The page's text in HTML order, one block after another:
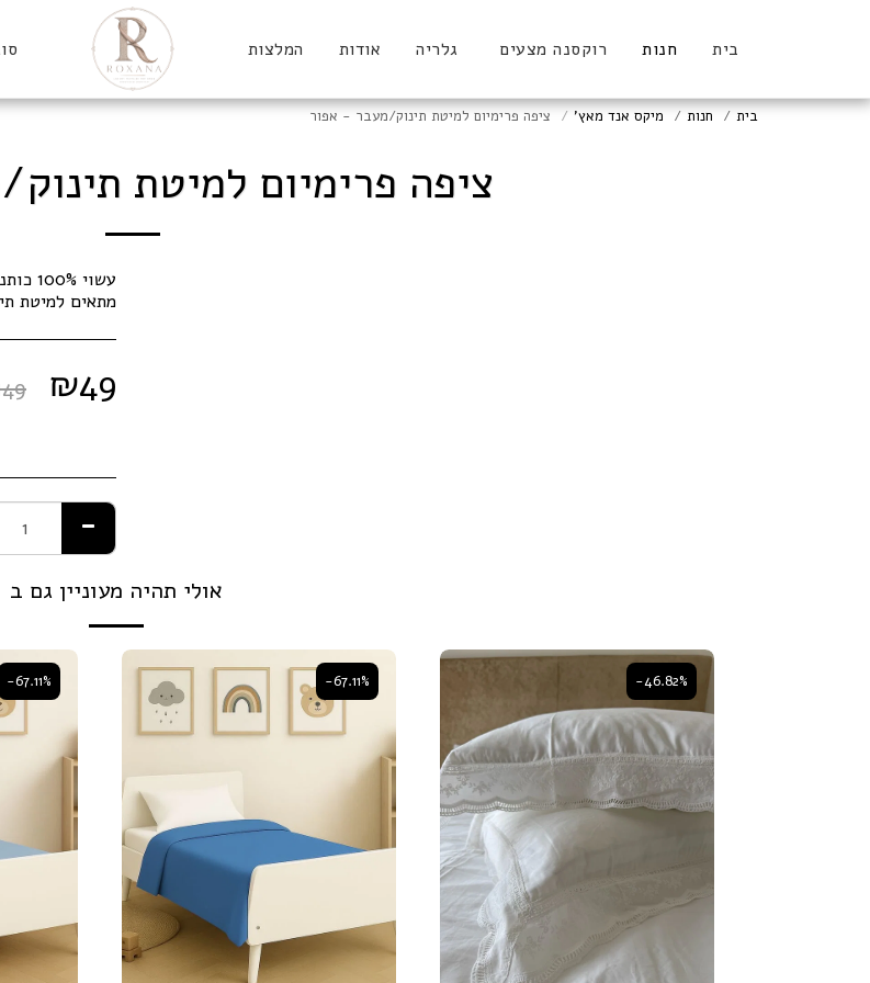
בית חנות רוקסנה מצעים גלריה אודות המלצות
בית חנות מיקס אנד מאץ' ציפה פרימיום למיטת תינוק/מעבר - אפור
ציפה פרימיום למיטת
מתאים למיטת
₪49
אולי תהיה מעוניין גם ב
-46.82%
-67.11%
-67.11%